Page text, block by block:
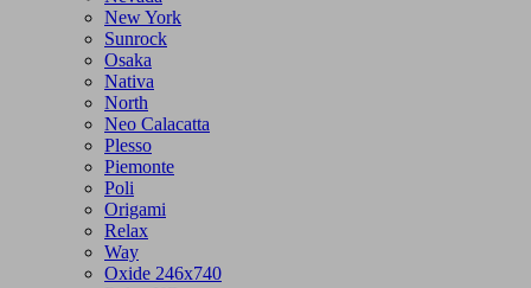
New York
Sunrock
Osaka
Nativa
North
Neo Calacatta
Plesso
Piemonte
Poli
Origami
Relax
Way
Oxide 246x740